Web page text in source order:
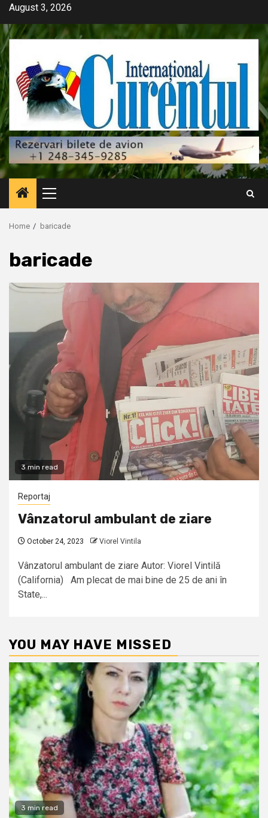
Skip
content
August 3, 2026
Primary
Menu
Home baricade
baricade
3 min read
Reportaj
Vânzatorul ambulant de ziare
October 24, 2023 Viorel Vintila
Vânzatorul ambulant de ziare Autor: Viorel Vintilă
(California) Am plecat de mai bine de 25 de ani în
State,...
YOU MAY HAVE MISSED
3 min read